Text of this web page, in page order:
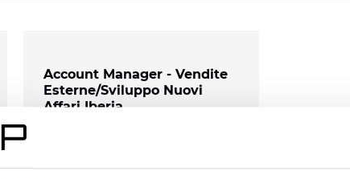
Account Manager - Vendite
Esterne/Sviluppo Nuovi
Affari Iberia
Questo non è il classico ruolo di